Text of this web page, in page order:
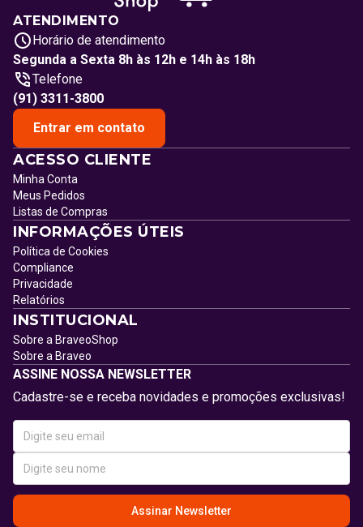
ATENDIMENTO
Horário de atendimento
Segunda a Sexta 8h às 12h e 14h às 18h
Telefone
(91) 3311-3800
Entrar em contato
ACESSO CLIENTE
Minha Conta
Meus Pedidos
Listas de Compras
INFORMAÇÕES ÚTEIS
Política de Cookies
Compliance
Privacidade
Relatórios
INSTITUCIONAL
Sobre a BraveoShop
Sobre a Braveo
ASSINE NOSSA NEWSLETTER
Cadastre-se e receba novidades e promoções exclusivas!
Assinar Newsletter